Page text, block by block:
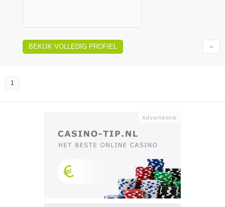
BEKIJK VOLLEDIG PROFIEL
1